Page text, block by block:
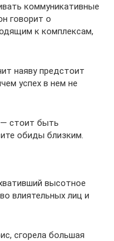
коммуникативные
говорит о
к комплексам,
наяву предстоит
успех в нем не
стоит быть
обиды близким.
высотное
влиятельных лиц и
сгорела большая